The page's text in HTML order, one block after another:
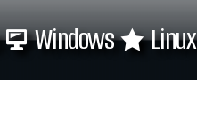
Windows Linux